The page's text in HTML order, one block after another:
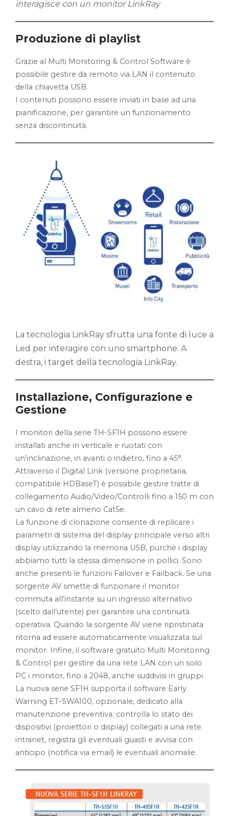
interagisce con un monitor LinkRay
Produzione di playlist
Grazie al Multi Monitoring & Control Software è
possibile gestire da remoto via LAN il contenuto
della chiavetta USB.
I contenuti possono essere inviati in base ad una
pianificazione, per garantire un funzionamento
senza discontinuità.
La tecnologia LinkRay sfrutta una fonte di luce a
Led per interagire con uno smartphone. A
destra, i target della tecnologia LinkRay.
Installazione, Configurazione e
Gestione
I monitori della serie TH-SF1H possono essere
installati anche in verticale e ruotati con
un’inclinazione, in avanti o indietro, fino a 45°.
Attraverso il Digital Link (versione proprietaria,
compatibile HDBaseT) è possibile gestire tratte di
collegamento Audio/Video/Controlli fino a 150 m con
un cavo di rete almeno Cat5e.
La funzione di clonazione consente di replicare i
parametri di sistema del display principale verso altri
display utilizzando la memoria USB, purché i display
abbiamo tutti la stessa dimensione in pollici. Sono
anche presenti le funzioni Failover e Failback. Se una
sorgente AV smette di funzionare il monitor
commuta all’instante su un ingresso alternativo
(scelto dall’utente) per garantire una continuità
operativa. Quando la sorgente AV viene ripristinata
ritorna ad essere automaticamente visualizzata sul
monitor. Infine, il software gratuito Multi Monitoring
& Control per gestire da una rete LAN con un solo
PC i monitor, fino a 2048, anche suddivisi in gruppi.
La nuova serie SF1H supporta il software Early
Warning ET-SWA100, opzionale, dedicato alla
manutenzione preventiva: controlla lo stato dei
dispositivi (proiettori o display) collegati a una rete
intranet, registra gli eventuali guasti e avvisa con
anticipo (notifica via email) le eventuali anomalie.